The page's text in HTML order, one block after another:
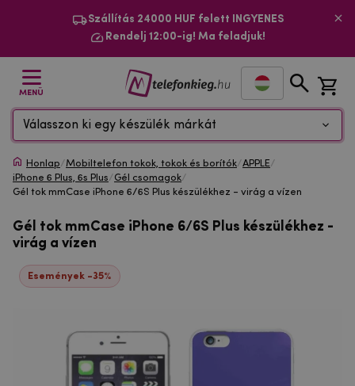
Szállítás 24000 HUF felett INGYENES
Rendelj 12:00-ig! Ma feladjuk!
MENÜ
Válasszon ki egy készülék márkát
Honlap/Mobiltelefon tokok, tokok és borítók/APPLE/
iPhone 6 Plus, 6s Plus/Gél csomagok/
Gél tok mmCase iPhone 6/6S Plus készülékhez - virág a vízen
Gél tok mmCase iPhone 6/6S Plus készülékhez -
virág a vízen
Események -35%